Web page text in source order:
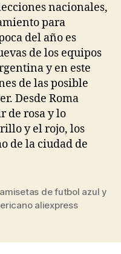
nacionales,
para
del año es
de los equipos
y en este
de las posible
Desde Roma
de rosa y lo
y el rojo, los
de la ciudad de
de futbol azul y
aliexpress